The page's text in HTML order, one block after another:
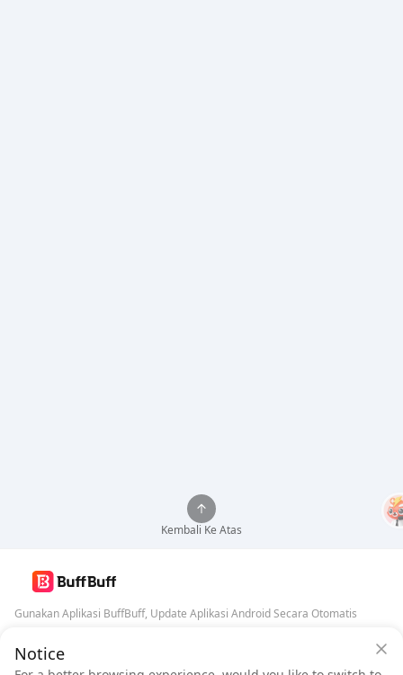
Notice
Kembali Ke Atas
Gunakan Aplikasi BuffBuff, Update Aplikasi Android Secara Otomatis